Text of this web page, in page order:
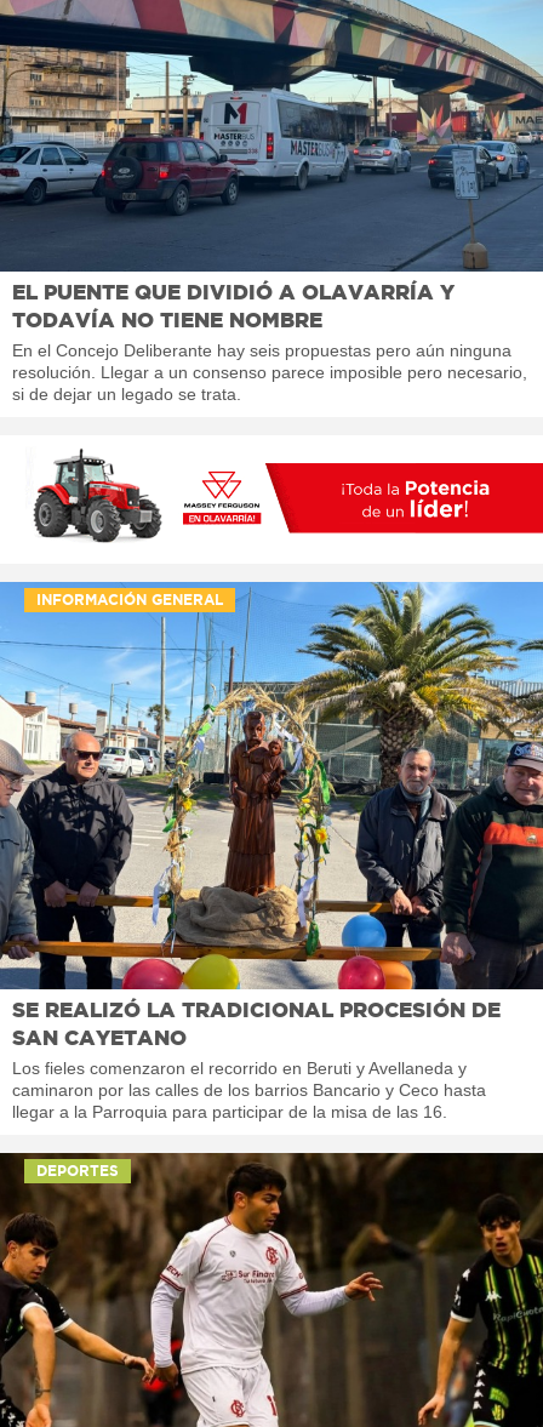
EL PUENTE QUE DIVIDIÓ A OLAVARRÍA Y
TODAVÍA NO TIENE NOMBRE
En el Concejo Deliberante hay seis propuestas pero aún ninguna
resolución. Llegar a un consenso parece imposible pero necesario,
si de dejar un legado se trata.
INFORMACIÓN GENERAL
SE REALIZÓ LA TRADICIONAL PROCESIÓN DE
SAN CAYETANO
Los fieles comenzaron el recorrido en Beruti y Avellaneda y
caminaron por las calles de los barrios Bancario y Ceco hasta
llegar a la Parroquia para participar de la misa de las 16.
DEPORTES